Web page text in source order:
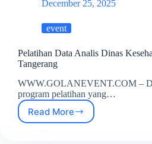
December 25, 2025
event
Pelatihan Data Analis Dinas
Tangerang
WWW.GOLANEVENT.COM –
program pelatihan yang…
Read MorePelatihan